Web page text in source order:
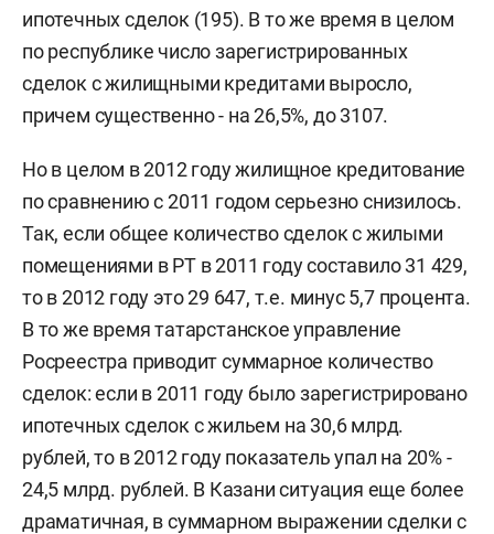
ипотечных сделок (195). В то же время в целом
по республике число зарегистрированных
сделок с жилищными кредитами выросло,
причем существенно - на 26,5%, до 3107.
Но в целом в 2012 году жилищное кредитование
по сравнению с 2011 годом серьезно снизилось.
Так, если общее количество сделок с жилыми
помещениями в РТ в 2011 году составило 31 429,
то в 2012 году это 29 647, т.е. минус 5,7 процента.
В то же время татарстанское управление
Росреестра приводит суммарное количество
сделок: если в 2011 году было зарегистрировано
ипотечных сделок с жильем на 30,6 млрд.
рублей, то в 2012 году показатель упал на 20% -
24,5 млрд. рублей. В Казани ситуация еще более
драматичная, в суммарном выражении сделки с